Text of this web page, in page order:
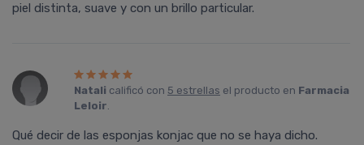
piel distinta, suave y con un brillo particular.
Natali calificó con 5 estrellas el producto en Farmacia
Leloir.
Qué decir de las esponjas konjac que no se haya dicho.